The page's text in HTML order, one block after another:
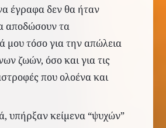
έγραφα δεν θα ήταν
αποδώσουν τα
μου τόσο για την απώλεια
ζωών, όσο και για τις
που ολοένα και
υπήρξαν κείμενα “ψυχών”